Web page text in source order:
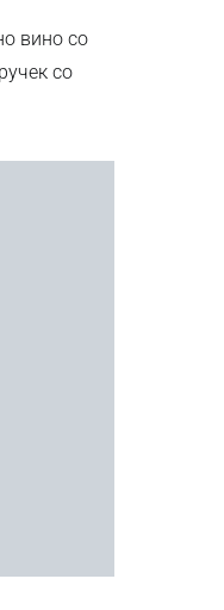
вино со
со